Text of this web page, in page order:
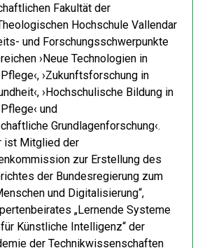
Fakultät der
Hochschule Vallendar
und Forschungsschwerpunkte
›Neue Technologien in
›Zukunftsforschung in
›Hochschulische Bildung in
und
Grundlagenforschung‹.
ist Mitglied der
zur Erstellung des
der Bundesregierung zum
und Digitalisierung“,
„Lernende Systeme
Künstliche Intelligenz“ der
der Technikwissenschaften